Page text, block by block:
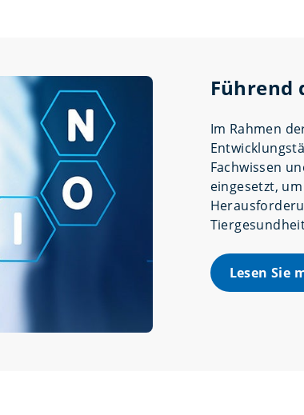
Führend
Im Rahmen
Fachwissen
eingesetzt,
Lesen Sie